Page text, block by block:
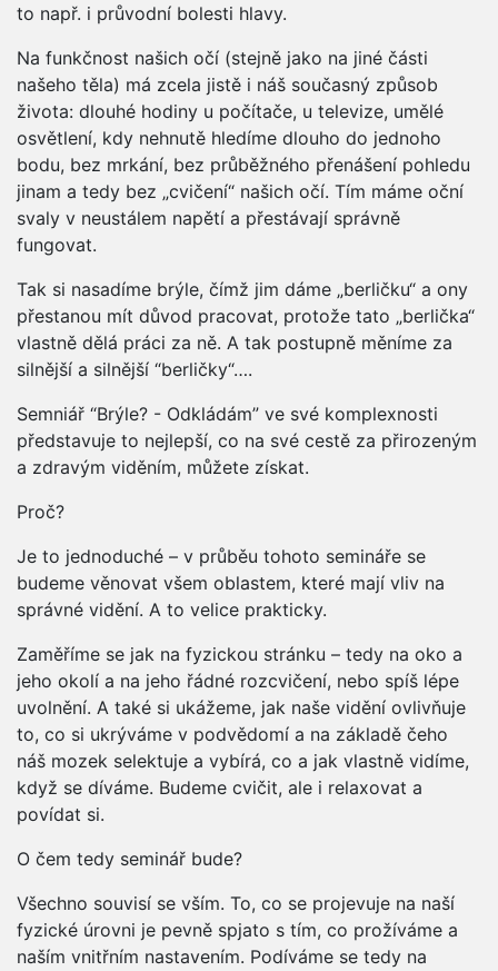
to např. i průvodní bolesti hlavy.
Na funkčnost našich očí (stejně jako na jiné části
našeho těla) má zcela jistě i náš současný způsob
života: dlouhé hodiny u počítače, u televize, umělé
osvětlení, kdy nehnutě hledíme dlouho do jednoho
bodu, bez mrkání, bez průběžného přenášení pohledu
jinam a tedy bez „cvičení“ našich očí. Tím máme oční
svaly v neustálem napětí a přestávají správně
fungovat.
Tak si nasadíme brýle, čímž jim dáme „berličku“ a ony
přestanou mít důvod pracovat, protože tato „berlička“
vlastně dělá práci za ně. A tak postupně měníme za
silnější a silnější “berličky“….
Semniář “Brýle? - Odkládám” ve své komplexnosti
představuje to nejlepší, co na své cestě za přirozeným
a zdravým viděním, můžete získat.
Proč?
Je to jednoduché – v průběu tohoto semináře se
budeme věnovat všem oblastem, které mají vliv na
správné vidění. A to velice prakticky.
Zaměříme se jak na fyzickou stránku – tedy na oko a
jeho okolí a na jeho řádné rozcvičení, nebo spíš lépe
uvolnění. A také si ukážeme, jak naše vidění ovlivňuje
to, co si ukrýváme v podvědomí a na základě čeho
náš mozek selektuje a vybírá, co a jak vlastně vidíme,
když se díváme. Budeme cvičit, ale i relaxovat a
povídat si.
O čem tedy seminář bude?
Všechno souvisí se vším. To, co se projevuje na naší
fyzické úrovni je pevně spjato s tím, co prožíváme a
naším vnitřním nastavením. Podíváme se tedy na